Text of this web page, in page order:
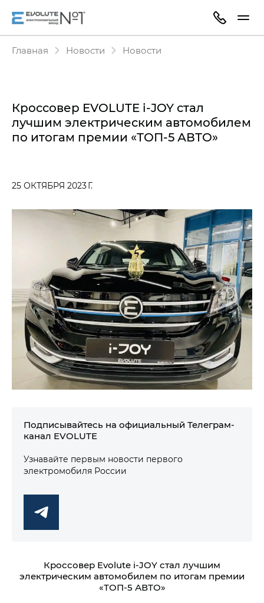
Главная Новости Новости
Кроссовер EVOLUTE i-JOY стал
лучшим электрическим автомобилем
по итогам премии «ТОП-5 АВТО»
25 ОКТЯБРЯ 2023 Г.
Подписывайтесь на официальный Телеграм-
канал EVOLUTE
Узнавайте первым новости первого
электромобиля России
Кроссовер Evolute i‑JOY стал лучшим
электрическим автомобилем по итогам премии
«ТОП-5 АВТО»